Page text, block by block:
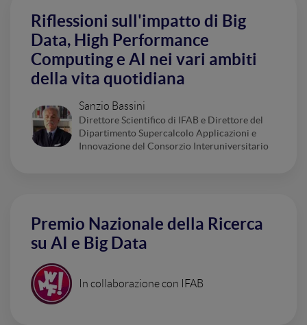
Riflessioni sull'impatto di Big
Data, High Performance
Computing e AI nei vari ambiti
della vita quotidiana
Sanzio Bassini
Direttore Scientifico di IFAB e Direttore del
Dipartimento Supercalcolo Applicazioni e
Innovazione del Consorzio Interuniversitario
Premio Nazionale della Ricerca
su AI e Big Data
In collaborazione con IFAB